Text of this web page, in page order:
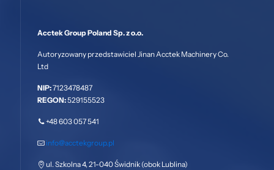
Acctek Group Poland Sp. z o.o.
Autoryzowany przedstawiciel Jinan Acctek Machinery Co.
Ltd
NIP:7123478487
REGON:529155523
+48 603 057 541
info@acctekgroup.pl
ul. Szkolna 4, 21-040 Świdnik (obok Lublina)